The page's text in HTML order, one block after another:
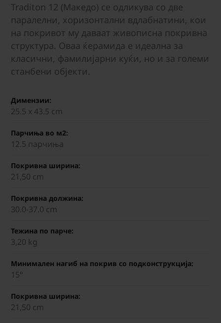
Traditon 12 (Македо) се одликува со две
паралелни, хоризонтални вдлабнатини, кои
на покривот му даваат живописна покривна
структура. Оваа ќерамида е идеална за
класични, фамилијарни куќи, но и за големи
станбени објекти.
Димензии:
25.5 х 43.5 cm
Парчиња во м2:
12.5 парчиња
Покривна ширина:
21,50 cm
Покривна должина:
30.0-37.0 cm
Тежина по парче:
3,20 kg
Минимален нагиб на покрив со подконструкција:
15°
Покривна ширина:
21,50 cm